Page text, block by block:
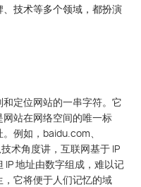
技术等多个领域，都扮演
定位网站的一串字符。它
站在网络空间的唯一标
例如，baidu.com、
术角度讲，互联网基于 IP
地址由数字组成，难以记
它将便于人们记忆的域